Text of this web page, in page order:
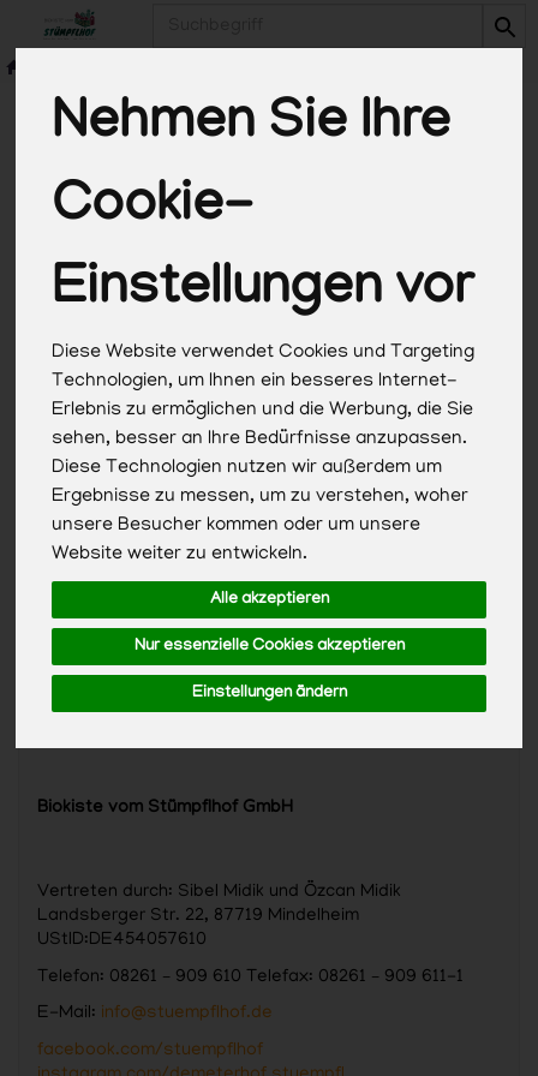
Nehmen Sie Ihre
Cookie-
Einstellungen vor
Diese Website verwendet Cookies und Targeting
Technologien, um Ihnen ein besseres Internet-
Erlebnis zu ermöglichen und die Werbung, die Sie
sehen, besser an Ihre Bedürfnisse anzupassen.
Diese Technologien nutzen wir außerdem um
Ergebnisse zu messen, um zu verstehen, woher
unsere Besucher kommen oder um unsere
Website weiter zu entwickeln.
Alle akzeptieren
Nur essenzielle Cookies akzeptieren
Einstellungen ändern
*Alle Preise in Euro (€) inkl. gesetzlicher
optionaler Servicegebühren. Weitere Informationen
finden Siehier.
Biokiste vom Stümpflhof GmbH
Vertreten durch: Sibel Midik und Özcan Midik
Landsberger Str. 22, 87719 Mindelheim
UStID:DE454057610
Telefon: 08261 – 909 610 Telefax: 08261 – 909 611-1
E-Mail: info@stuempflhof.de
facebook.com/stuempflhof